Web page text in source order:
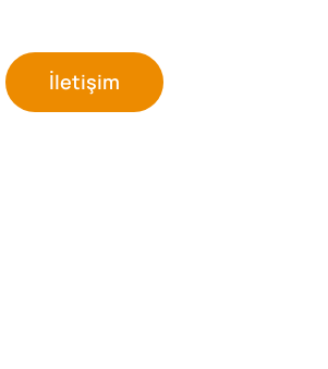
İletişim